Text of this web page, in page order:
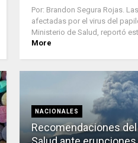
Por: Brandon Segura Rojas.
afectadas por el virus del
Ministerio de Salud, reportó
More
NACIONALES
Recomendaciones